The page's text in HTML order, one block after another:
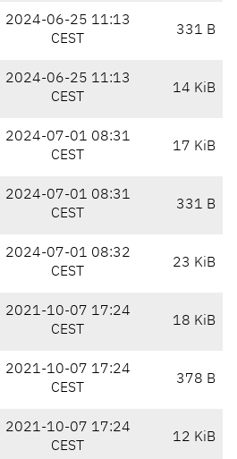
2024-06-25 11:13
CEST
331 B
2024-06-25 11:13
CEST
14 KiB
2024-07-01 08:31
CEST
17 KiB
2024-07-01 08:31
CEST
331 B
2024-07-01 08:32
CEST
23 KiB
2021-10-07 17:24
CEST
18 KiB
2021-10-07 17:24
CEST
378 B
2021-10-07 17:24
CEST
12 KiB